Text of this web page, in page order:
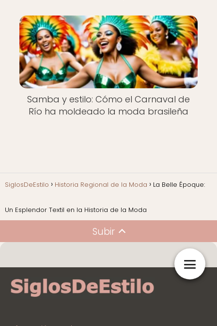
Samba y estilo: Cómo el Carnaval de
Río ha moldeado la moda brasileña
SiglosDeEstilo Historia Regional de la Moda La Belle Époque:
Un Esplendor Textil en la Historia de la Moda
Subir